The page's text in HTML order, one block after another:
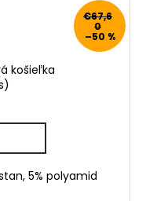
€67,6
0
–50 %
košieľka
5% polyamid